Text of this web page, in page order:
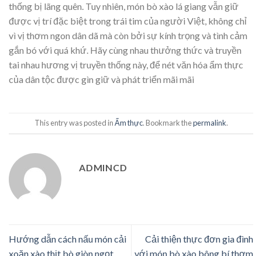
thống bị lãng quên. Tuy nhiên, món bò xào lá giang vẫn giữ
được vị trí đặc biệt trong trái tim của người Việt, không chỉ
vì vị thơm ngon dân dã mà còn bởi sự kính trọng và tình cảm
gắn bó với quá khứ. Hãy cùng nhau thưởng thức và truyền
tai nhau hương vị truyền thống này, để nét văn hóa ẩm thực
của dân tộc được gìn giữ và phát triển mãi mãi
This entry was posted inẨm thực. Bookmark thepermalink.
ADMINCD
Hướng dẫn cách nấu món cải
xoăn xào thịt bò giòn ngọt
Cải thiện thực đơn gia đình
với món bò xào bông bí thơm